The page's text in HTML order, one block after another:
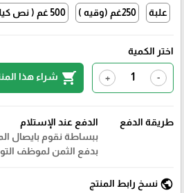
علبة
250غم (وقيه ) 500 غم ( نص كيلو )
اختر الكمية
-
+
shopping_cart شراء هذا
طريقة الدفع
الدفع عند الإستلام
ببساطة نقوم بايصال
بدفع الثمن لموظف
public نسخ رابط المنتج